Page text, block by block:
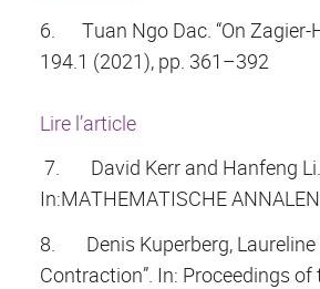
6.
Tuan Ngo Dac. “On Zagier-
194.1 (2021), pp. 361–392
Lire l’article
7.
David Kerr and Hanfeng
In:MATHEMATISCHE
8.
Denis Kuperberg,
Contraction”. In: Proceedings